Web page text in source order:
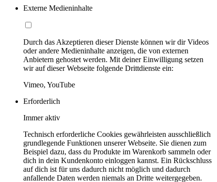
Externe Medieninhalte
Durch das Akzeptieren dieser Dienste können wir dir Videos
oder andere Medieninhalte anzeigen, die von externen
Anbietern gehostet werden. Mit deiner Einwilligung setzen
wir auf dieser Webseite folgende Drittdienste ein:
Vimeo, YouTube
Erforderlich
Immer aktiv
Technisch erforderliche Cookies gewährleisten ausschließlich
grundlegende Funktionen unserer Webseite. Sie dienen zum
Beispiel dazu, dass du Produkte im Warenkorb sammeln oder
dich in dein Kundenkonto einloggen kannst. Ein Rückschluss
auf dich ist für uns dadurch nicht möglich und dadurch
anfallende Daten werden niemals an Dritte weitergegeben.